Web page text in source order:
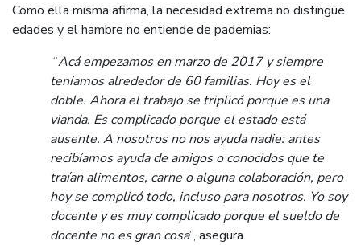
Como ella misma afirma, la necesidad extrema no distingue
edades y el hambre no entiende de pademias:
“Acá empezamos en marzo de 2017 y siempre
teníamos alrededor de 60 familias. Hoy es el
doble. Ahora el trabajo se triplicó porque es una
vianda. Es complicado porque el estado está
ausente. A nosotros no nos ayuda nadie: antes
recibíamos ayuda de amigos o conocidos que te
traían alimentos, carne o alguna colaboración, pero
hoy se complicó todo, incluso para nosotros. Yo soy
docente y es muy complicado porque el sueldo de
docente no es gran cosa”, asegura.